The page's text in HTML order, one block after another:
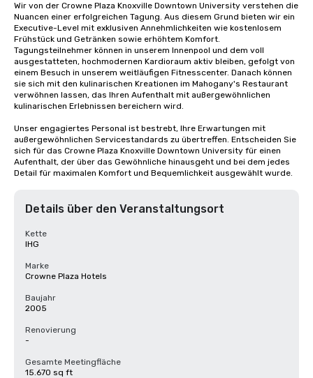
Wir von der Crowne Plaza Knoxville Downtown University verstehen die
Nuancen einer erfolgreichen Tagung. Aus diesem Grund bieten wir ein
Executive-Level mit exklusiven Annehmlichkeiten wie kostenlosem
Frühstück und Getränken sowie erhöhtem Komfort.
Tagungsteilnehmer können in unserem Innenpool und dem voll
ausgestatteten, hochmodernen Kardioraum aktiv bleiben, gefolgt von
einem Besuch in unserem weitläufigen Fitnesscenter. Danach können
sie sich mit den kulinarischen Kreationen im Mahogany's Restaurant
verwöhnen lassen, das Ihren Aufenthalt mit außergewöhnlichen
kulinarischen Erlebnissen bereichern wird.
Unser engagiertes Personal ist bestrebt, Ihre Erwartungen mit
außergewöhnlichen Servicestandards zu übertreffen. Entscheiden Sie
sich für das Crowne Plaza Knoxville Downtown University für einen
Aufenthalt, der über das Gewöhnliche hinausgeht und bei dem jedes
Detail für maximalen Komfort und Bequemlichkeit ausgewählt wurde.
Details über den Veranstaltungsort
Kette
IHG
Marke
Crowne Plaza Hotels
Baujahr
2005
Renovierung
-
Gesamte Meetingfläche
15.670 sq ft